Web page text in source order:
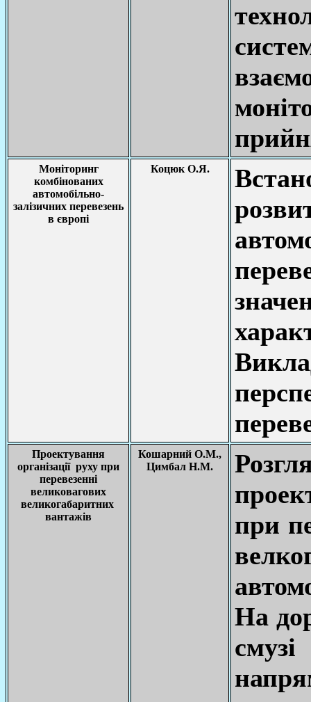
Моніторинг
комбінованих
автомобільно-
залізичних перевезень
в європі
Коцюк О.Я.
Проектування
організації руху при
перевезенні
великовагових
великогабаритних
вантажів
Кошарний О.М.,
Цимбал Н.М.
при
На